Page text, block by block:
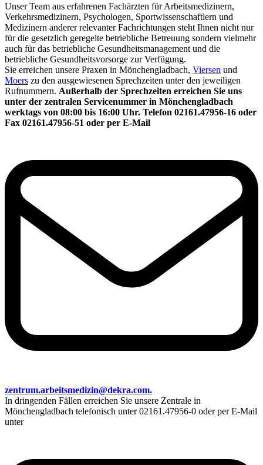
Unser Team aus erfahrenen Fachärzten für Arbeitsmedizinern,
Verkehrsmedizinern, Psychologen, Sportwissenschaftlern und
Medizinern anderer relevanter Fachrichtungen steht Ihnen nicht nur
für die gesetzlich geregelte betriebliche Betreuung sondern vielmehr
auch für das betriebliche Gesundheitsmanagement und die
betriebliche Gesundheitsvorsorge zur Verfügung.
Sie erreichen unsere Praxen in Mönchengladbach, Viersen und
Moers zu den ausgewiesenen Sprechzeiten unter den jeweiligen
Rufnummern. Außerhalb der Sprechzeiten erreichen Sie uns
unter der zentralen Servicenummer in Mönchengladbach
werktags von 08:00 bis 16:00 Uhr. Telefon 02161.47956-16 oder
Fax 02161.47956-51 oder per E-Mail
zentrum.arbeitsmedizin@dekra.com.
In dringenden Fällen erreichen Sie unsere Zentrale in
Mönchengladbach telefonisch unter 02161.47956-0 oder per E-Mail
unter